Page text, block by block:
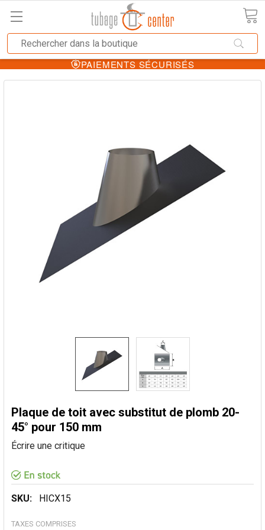
PAIEMENTS SÉCURISÉS
Plaque de toit avec substitut de plomb 20-
45° pour 150 mm
Écrire une critique
SKU: HICX15
TAXES COMPRISES